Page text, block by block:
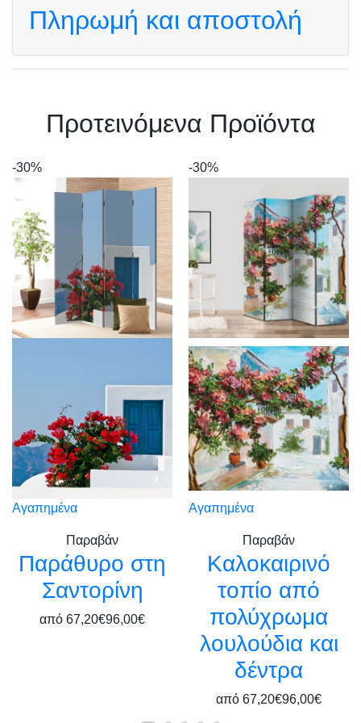
Πληρωμή και αποστολή
Πρoτεινόμενα Προϊόντα
-30%
Αγαπημένα
Παραβάν
Παράθυρο στη
Σαντορίνη
από 67,20€96,00€
-30%
Αγαπημένα
Παραβάν
Καλοκαιρινό
τοπίο από
πολύχρωμα
λουλούδια και
δέντρα
από 67,20€96,00€